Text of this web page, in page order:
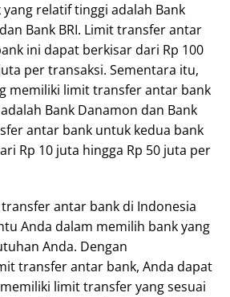
relatif tinggi adalah Bank
Bank BRI. Limit transfer antar
ini dapat berkisar dari Rp 100
per transaksi. Sementara itu,
memiliki limit transfer antar bank
Bank Danamon dan Bank
antar bank untuk kedua bank
Rp 10 juta hingga Rp 50 juta per
antar bank di Indonesia
Anda dalam memilih bank yang
Anda. Dengan
transfer antar bank, Anda dapat
limit transfer yang sesuai